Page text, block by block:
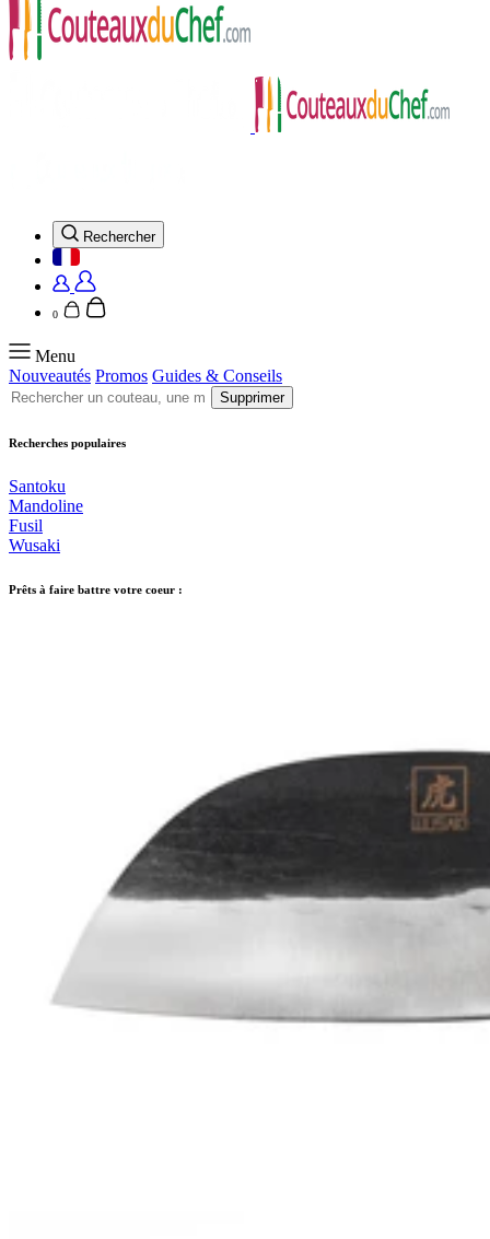
Rechercher
0
Menu
Nouveautés Promos Guides & Conseils
Supprimer
Recherches populaires
Santoku
Mandoline
Fusil
Wusaki
Prêts à faire battre votre coeur :